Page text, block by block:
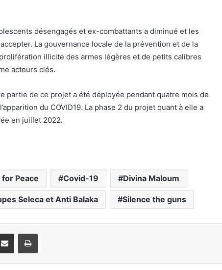
désengagés et ex-combattants a diminué et les
La gouvernance locale de la prévention et de la
illicite des armes légères et de petits calibres
acteurs clés.
partie de ce projet a été déployée pendant quatre mois de
du COVID19. La phase 2 du projet quant à elle a
en juillet 2022.
Peace Covid-19 Divina Maloum
Seleca et Anti Balaka Silence the guns